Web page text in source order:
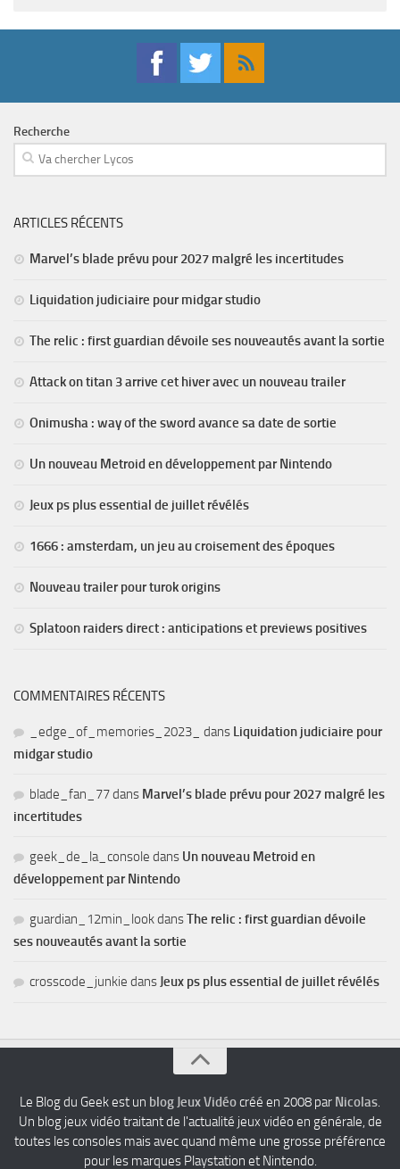
Recherche
ARTICLES RÉCENTS
Marvel’s blade prévu pour 2027 malgré les incertitudes
Liquidation judiciaire pour midgar studio
The relic : first guardian dévoile ses nouveautés avant la sortie
Attack on titan 3 arrive cet hiver avec un nouveau trailer
Onimusha : way of the sword avance sa date de sortie
Un nouveau Metroid en développement par Nintendo
Jeux ps plus essential de juillet révélés
1666 : amsterdam, un jeu au croisement des époques
Nouveau trailer pour turok origins
Splatoon raiders direct : anticipations et previews positives
COMMENTAIRES RÉCENTS
_edge_of_memories_2023_ dans Liquidation judiciaire pour
midgar studio
blade_fan_77dans Marvel’s blade prévu pour 2027 malgré les
incertitudes
geek_de_la_console dans Un nouveau Metroid en
développement par Nintendo
guardian_12min_lookdansThe relic : first guardian dévoile
ses nouveautés avant la sortie
crosscode_junkie dans Jeux ps plus essential de juillet révélés
Le Blog du Geek est un blog Jeux Vidéocréé en 2008 par Nicolas.
Un blog jeux vidéo traitant de l'actualité jeux vidéo en générale, de
toutes les consoles mais avec quand même une grosse préférence
pour les marques Playstation et Nintendo.